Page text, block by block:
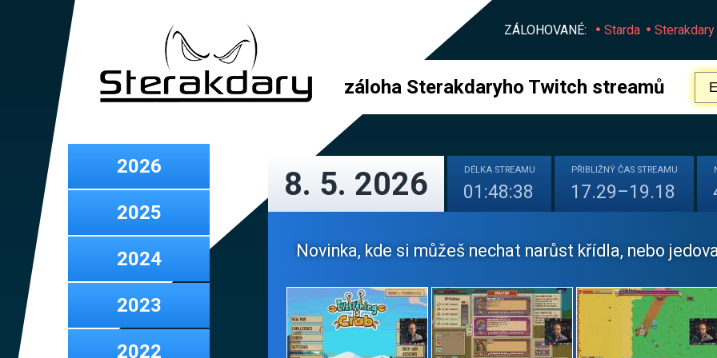
ZÁLOHOVANÉ: Starda Sterakdary
záloha Sterakdaryho Twitch streamů
2026
2025
2024
2023
2022
8. 5. 2026 DÉLKA STREAMU
01:48:38
PŘIBLIŽNÝ ČAS STREAMU
17.29–19.18
Novinka, kde si můžeš nechat narůst křídla, nebo